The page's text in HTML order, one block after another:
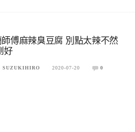
師傅麻辣臭豆腐 別點太辣不然
好
SUZUKIHIRO 2020-07-20 0